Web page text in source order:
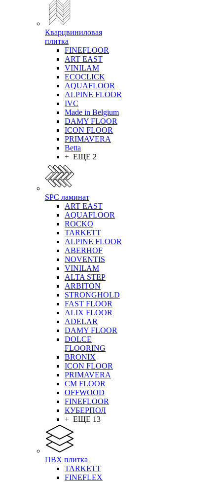
Кварцвиниловая
плитка
FINEFLOOR
ART EAST
VINILAM
ECOCLICK
AQUAFLOOR
ALPINE FLOOR
IVC
Made in Belgium
DAMY FLOOR
ICON FLOOR
PRIMAVERA
Betta
+ ЕЩЕ 2
SPC ламинат
ART EAST
AQUAFLOOR
ROCKO
TARKETT
ALPINE FLOOR
ABERHOF
NOVENTIS
VINILAM
ALTA STEP
ARBITON
STRONGHOLD
FAST FLOOR
ALIX FLOOR
ADELAR
DAMY FLOOR
DOLCE
FLOORING
BRONIX
ICON FLOOR
PRIMAVERA
CM FLOOR
OFFWOOD
FINEFLOOR
КУБЕРПОЛ
+ ЕЩЕ 13
ПВХ плитка
TARKETT
FINEFLEX